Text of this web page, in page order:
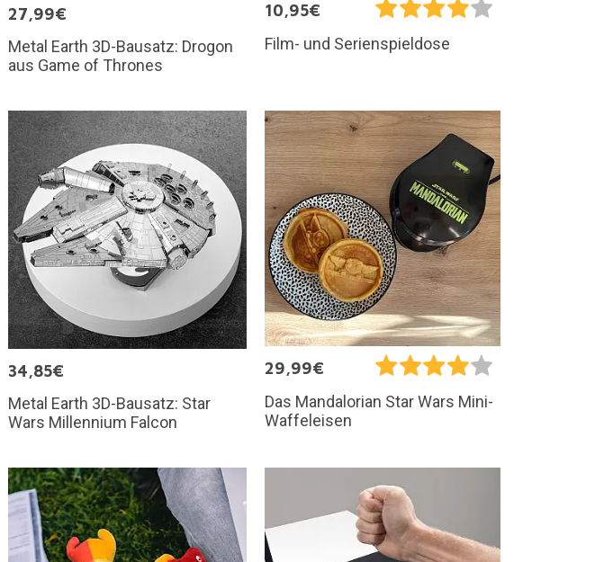
27,99€
Metal Earth 3D-Bausatz: Drogon
aus Game of Thrones
10,95€
Film- und Serienspieldose
34,85€
Metal Earth 3D-Bausatz: Star
Wars Millennium Falcon
29,99€
Das Mandalorian Star Wars Mini-
Waffeleisen